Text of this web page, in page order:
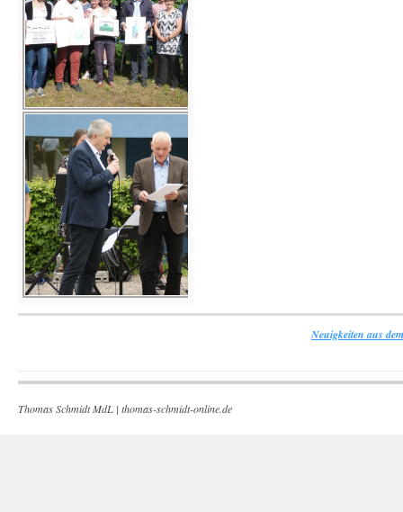
Neuigkeiten aus
Thomas Schmidt MdL | thomas-schmidt-online.de